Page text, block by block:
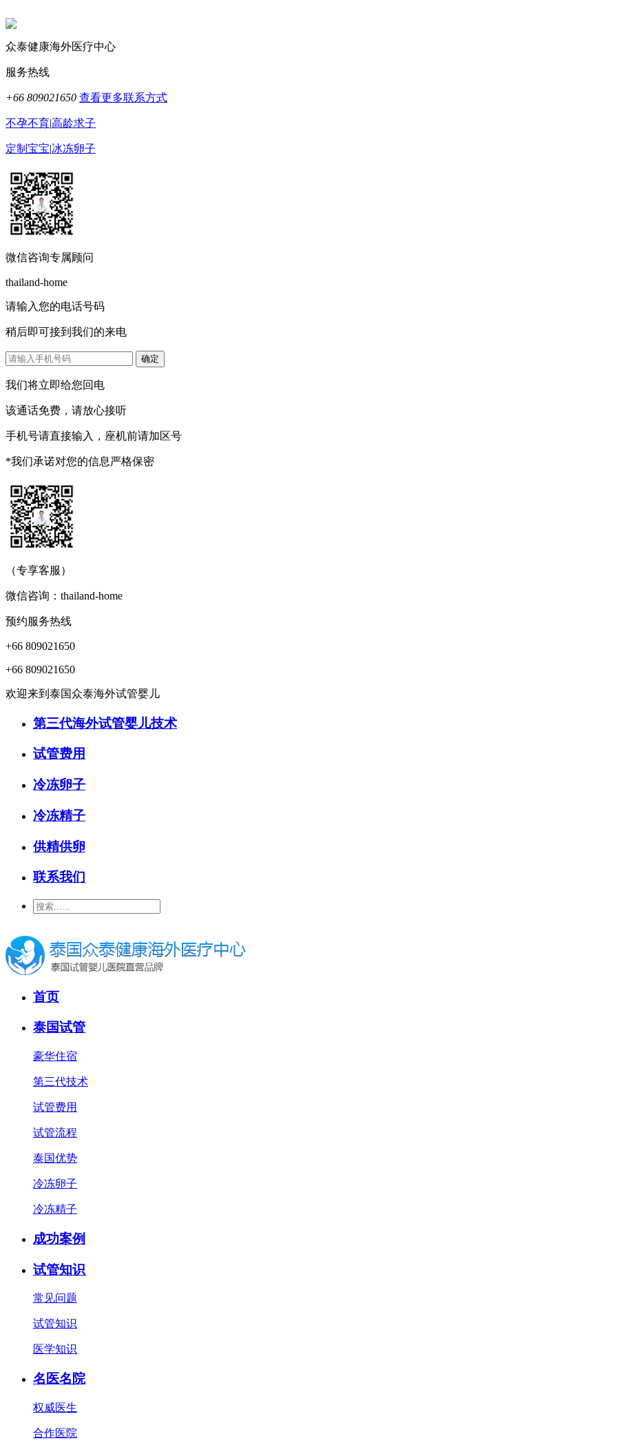
众泰健康海外医疗中心
服务热线
+66 809021650 查看更多联系方式
不孕不育|高龄求子
定制宝宝|冰冻卵子
微信咨询专属顾问
thailand-home
请输入您的电话号码
稍后即可接到我们的来电
我们将立即给您回电
该通话免费，请放心接听
手机号请直接输入，座机前请加区号
*我们承诺对您的信息严格保密
（专享客服）
微信咨询：thailand-home
预约服务热线
+66 809021650
+66 809021650
欢迎来到泰国众泰海外试管婴儿
第三代海外试管婴儿技术
试管费用
冷冻卵子
冷冻精子
供精供卵
联系我们
首页
泰国试管
豪华住宿
第三代技术
试管费用
试管流程
泰国优势
冷冻卵子
冷冻精子
成功案例
试管知识
常见问题
试管知识
医学知识
名医名院
权威医生
合作医院